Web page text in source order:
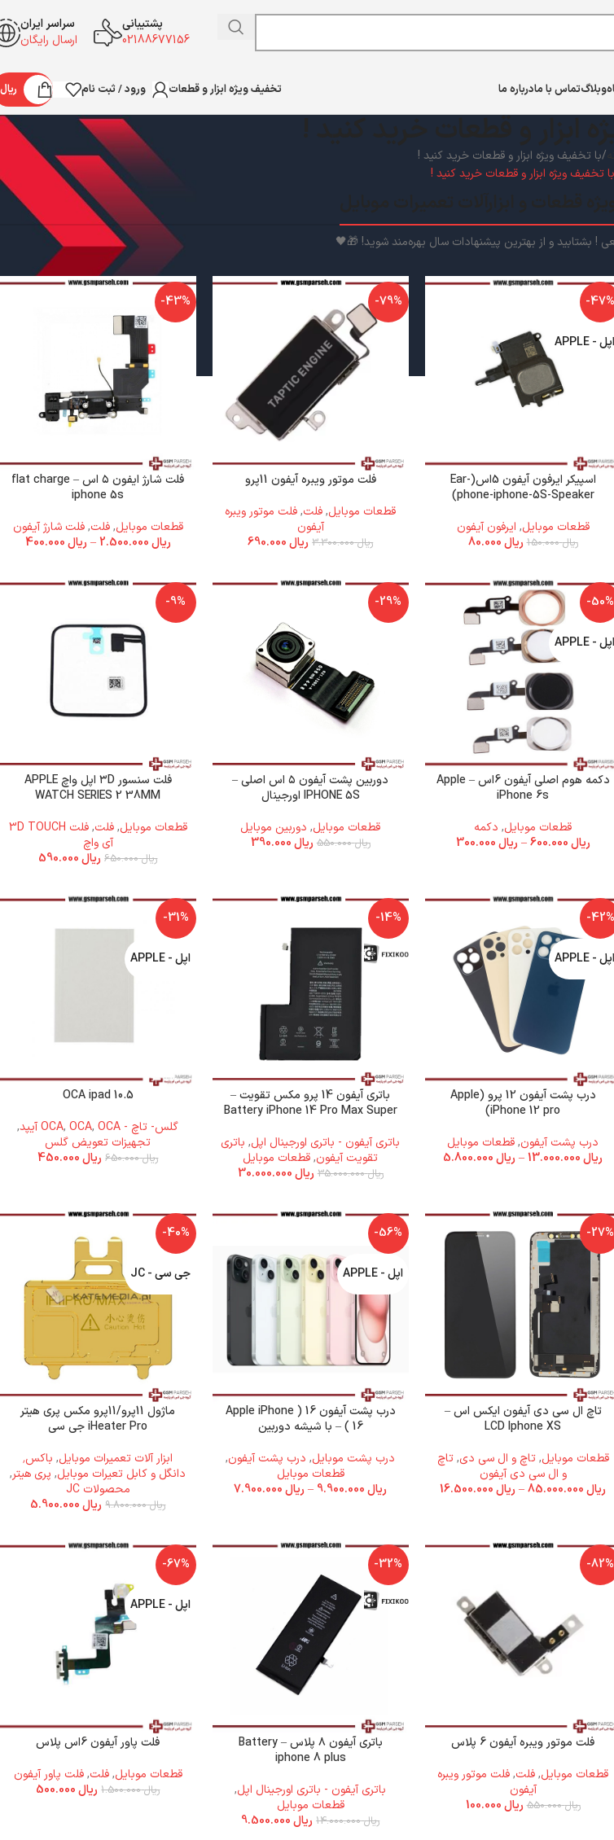
پشتیبانی
02188677156
سراسر ایران
ارسال رایگان
وبلاگتماس با مادرباره ما تخفیف ویژه ابزار و قطعات ورود / ثبت نام ریال
با تخفیف ویژه ابزار و قطعات خرید کنید !
با تخفیف ویژه ابزار و قطعات خرید کنید !
! بشتابید و از بهترین پیشنهادات سال بهره‌مند شوید! 🎁🖤
-47%
اپل - APPLE
اسپیکر ایرفون آیفون 5اس(Ear-
phone-iphone-5S-Speaker)
قطعات موبایل, ایرفون آیفون
ریال150.000 ریال
-79%
فلت موتور ویبره آیفون 11پرو
قطعات موبایل,فلت,فلت موتور ویبره
آیفون
ریال3.300.000 ریال690.000
-43%
فلت شارژ ایفون ۵ اس – flat charge
iphone 5s
قطعات موبایل,فلت,فلت شارژ آیفون
ریال
– ریال
-50%
اپل - APPLE
دکمه هوم اصلی آیفون 6اس – Apple
iPhone 6s
قطعات موبایل, دکمه
ریال
– ریال
-29%
دوربین پشت آیفون ۵ اس اصلی –
IPHONE 5S اورجینال
قطعات موبایل, دوربین موبایل
ریال550.000 ریال
-9%
فلت سنسور ۳D اپل واچ APPLE
WATCH SERIES 2 38MM
قطعات موبایل,فلت,
فلت 3D TOUCH
آی واچ
ریال650.000 ریال590.000
-42%
اپل - APPLE
درب پشت آیفون 12 پرو (Apple
iPhone 12 pro)
درب پشت آیفون,قطعات موبایل
ریال13.000.000
– ریال5.800.000
-14%
باتری آیفون 14 پرو مکس تقویت –
Battery iPhone 14 Pro Max Super
باتری آیفون - باتری اورجینال اپل, باتری
تقویت آیفون,قطعات موبایل
ریال35.000.000 ریال
-31%
اپل - APPLE
OCA ipad 10.5
گلس- تاچ - OCA
,OCA,OCA آیپد
,
تجهیزات تعویض گلس
ریال650.000 ریال450.000
-27%
تاچ ال سی دی آیفون ایکس اس –
LCD Iphone XS
قطعات موبایل,تاچ و ال سی دی,تاچ
و ال سی دی آیفون
ریال85.000.000
– ریال16.500.000
-56%
اپل - APPLE
درب پشت آیفون 16 ( Apple iPhone
16 ) – با شیشه دوربین
درب پشت موبایل, درب پشت آیفون,
قطعات موبایل
ریال9.900.000
– ریال7.900.000
-40%
جی سی - JC
ماژول 11پرو/11پرو مکس پری هیتر
iHeater Pro جی سی
ابزار آلات تعمیرات موبایل,
باکس٬
دانگل و کابل تعیرات موبایل, پری هیتر,
محصولات JC
ریال9.800.000 ریال5.900.000
-82%
فلت موتور ویبره آیفون 6 پلاس
قطعات موبایل,فلت,فلت موتور ویبره
آیفون
ریال550.000 ریال
-32%
باتری آیفون ۸ پلاس – Battery
iphone 8 plus
باتری آیفون - باتری اورجینال اپل,
قطعات موبایل
ریال14.000.000 ریال9.500.000
-67%
اپل - APPLE
فلت پاور آیفون 6اس پلاس
قطعات موبایل,فلت,فلت پاور آیفون
ریال1.500.000 ریال500.000